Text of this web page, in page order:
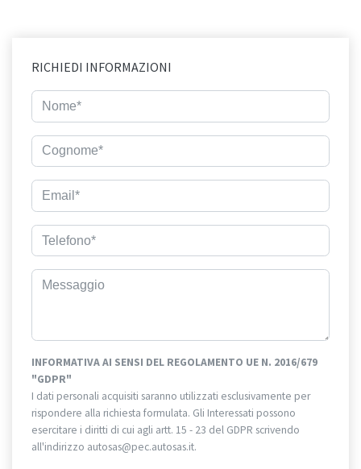
RICHIEDI INFORMAZIONI
INFORMATIVA AI SENSI DEL REGOLAMENTO UE N. 2016/679
"GDPR"
I dati personali acquisiti saranno utilizzati esclusivamente per
rispondere alla richiesta formulata. Gli Interessati possono
esercitare i diritti di cui agli artt. 15 - 23 del GDPR scrivendo
all'indirizzo autosas@pec.autosas.it.